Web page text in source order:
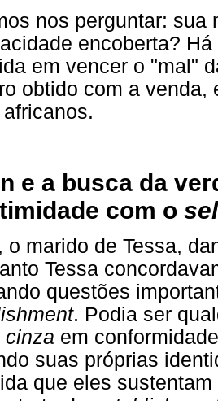
nos perguntar: sua
encoberta?
em vencer o "mal"
obtido com a
e a busca da
com o
o marido de Tessa,
Tessa
questões
. Podia ser
cinza em
suas próprias
que eles sustentam